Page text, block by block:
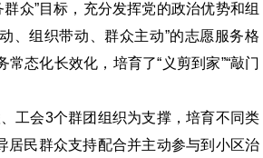
众”目标，充分发挥党的政治优势和组
、组织带动、群众主动”的志愿服务格
态化长效化，培育了“义剪到家”“敲门
会3个群团组织为支撑，培育不同类
居民群众支持配合并主动参与到小区治